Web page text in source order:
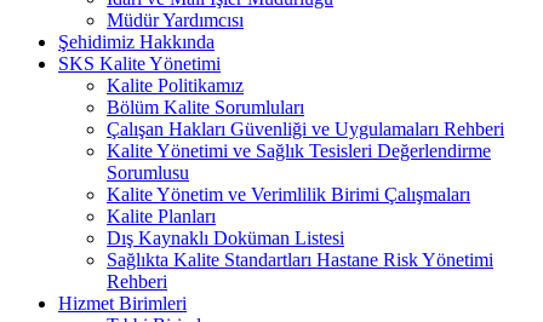
Müdür Yardımcısı
Şehidimiz Hakkında
SKS Kalite Yönetimi
Kalite Politikamız
Bölüm Kalite Sorumluları
Çalışan Hakları Güvenliği ve Uygulamaları Rehberi
Kalite Yönetimi ve Sağlık Tesisleri Değerlendirme
Sorumlusu
Kalite Yönetim ve Verimlilik Birimi Çalışmaları
Kalite Planları
Dış Kaynaklı Doküman Listesi
Sağlıkta Kalite Standartları Hastane Risk Yönetimi
Rehberi
Hizmet Birimleri